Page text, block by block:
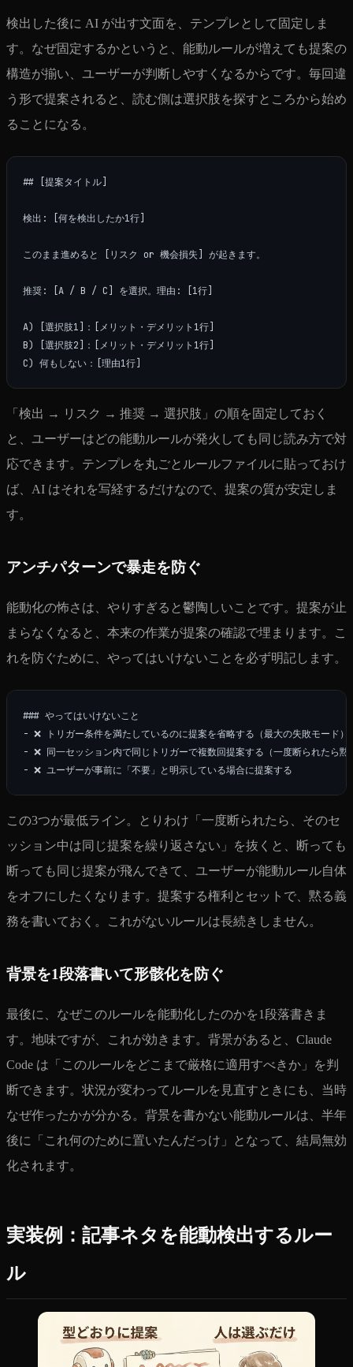
検出した後に AI が出す文面を、テンプレとして固定しま
す。なぜ固定するかというと、能動ルールが増えても提案の
構造が揃い、ユーザーが判断しやすくなるからです。毎回違
う形で提案されると、読む側は選択肢を探すところから始め
ることになる。
## [提案タイトル]
検出: [何を検出したか1行]
このまま進めると [リスク or 機会損失] が起きます。
推奨: [A / B / C] を選択。理由: [1行]
A) [選択肢1]：[メリット・デメリット1行]
B) [選択肢2]：[メリット・デメリット1行]
「検出 → リスク → 推奨 → 選択肢」の順を固定しておく
と、ユーザーはどの能動ルールが発火しても同じ読み方で対
応できます。テンプレを丸ごとルールファイルに貼っておけ
ば、AI はそれを写経するだけなので、提案の質が安定しま
す。
アンチパターンで暴走を防ぐ
能動化の怖さは、やりすぎると鬱陶しいことです。提案が止
まらなくなると、本来の作業が提案の確認で埋まります。こ
れを防ぐために、やってはいけないことを必ず明記します。
### やってはいけないこと
- ❌ トリガー条件を満たしているのに提案を省略する（最大の失敗モード）
- ❌ 同一セッション内で同じトリガーで複数回提案する（一度断られたら黙
この3つが最低ライン。とりわけ「一度断られたら、そのセ
ッション中は同じ提案を繰り返さない」を抜くと、断っても
断っても同じ提案が飛んできて、ユーザーが能動ルール自体
をオフにしたくなります。提案する権利とセットで、黙る義
務を書いておく。これがないルールは長続きしません。
背景を1段落書いて形骸化を防ぐ
最後に、なぜこのルールを能動化したのかを1段落書きま
す。地味ですが、これが効きます。背景があると、Claude
Code は「このルールをどこまで厳格に適用すべきか」を判
断できます。状況が変わってルールを見直すときにも、当時
なぜ作ったかが分かる。背景を書かない能動ルールは、半年
後に「これ何のために置いたんだっけ」となって、結局無効
化されます。
実装例：記事ネタを能動検出するルー
ル